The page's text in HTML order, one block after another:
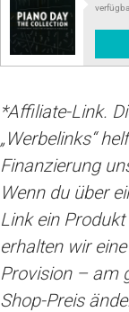
*Affiliate-Link.
„Werbelinks“
Finanzierung
Wenn du über
Link ein
erhalten wir
Provision – am
Shop-Preis